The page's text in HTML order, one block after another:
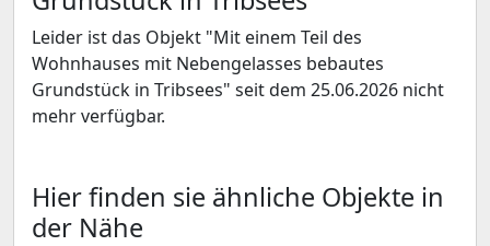
Leider ist das Objekt "Mit einem Teil des
Wohnhauses mit Nebengelasses bebautes
Grundstück in Tribsees" seit dem 25.06.2026 nicht
mehr verfügbar.
Hier finden sie ähnliche Objekte in
der Nähe